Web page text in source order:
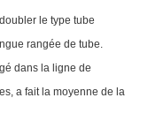
le type tube
rangée de tube.
dans la ligne de
a fait la moyenne de la